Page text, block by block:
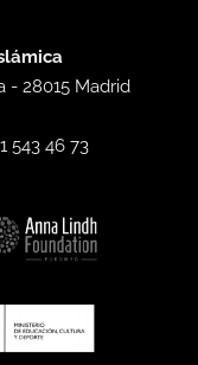
-28015 Madrid
543 46 73